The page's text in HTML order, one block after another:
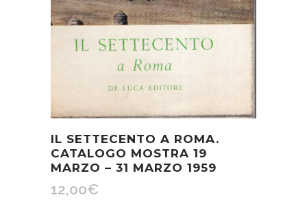
IL SETTECENTO A ROMA.
CATALOGO MOSTRA 19
MARZO – 31 MARZO 1959
12,00€